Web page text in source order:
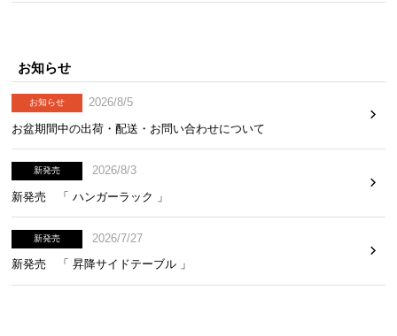
お知らせ
お知らせ
2026/8/5
お盆期間中の出荷・配送・お問い合わせについて
新発売
2026/8/3
新発売 「 ハンガーラック 」
新発売
2026/7/27
新発売 「 昇降サイドテーブル 」